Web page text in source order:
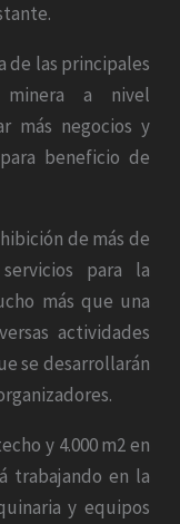
de las principales
a nivel
más negocios y
beneficio de
de más de
para la
más que una
actividades
se desarrollarán
y 4.000 m2 en
trabajando en la
y equipos